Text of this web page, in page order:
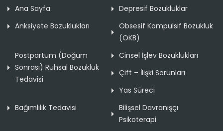
Ana Sayfa
Depresif Bozukluklar
Anksiyete Bozuklukları
Obsesif Kompulsif Bozukluk
(OKB)
Postpartum (Doğum
Sonrası) Ruhsal Bozukluk
Tedavisi
Cinsel İşlev Bozuklukları
Çift – İlişki Sorunları
Yas Süreci
Bağımlılık Tedavisi
Bilişsel Davranışçı
Psikoterapi